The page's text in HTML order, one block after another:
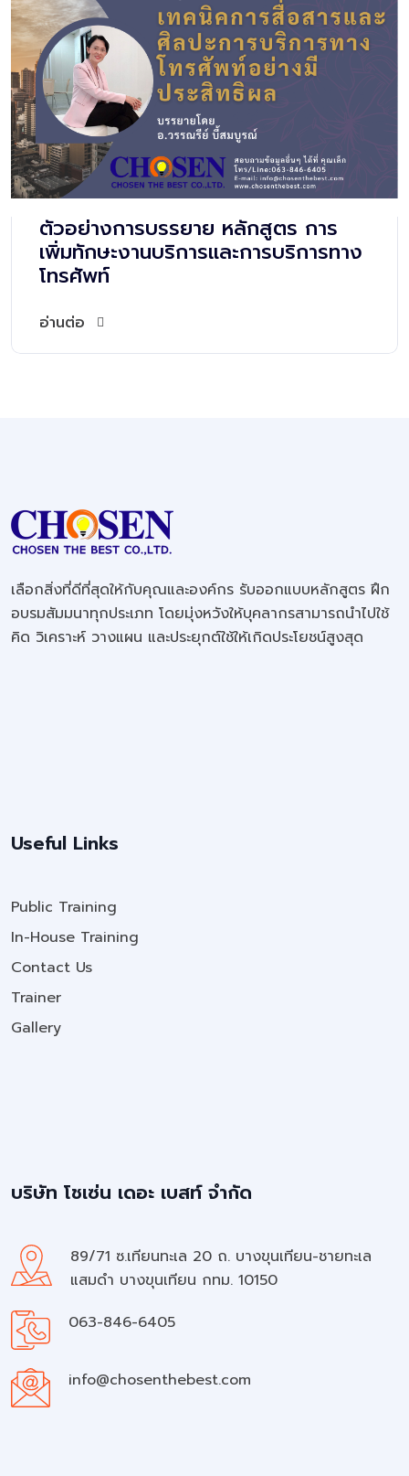
ตัวอย่างการบรรยาย หลักสูตร การ
เพิ่มทักษะงานบริการและการบริการทาง
โทรศัพท์
อ่านต่อ
เลือกสิ่งที่ดีที่สุดให้กับคุณและองค์กร รับออกแบบหลักสูตร ฝึก
อบรมสัมมนาทุกประเภท โดยมุ่งหวังให้บุคลากรสามารถนำไปใช้
คิด วิเคราะห์ วางแผน และประยุกต์ใช้ให้เกิดประโยชน์สูงสุด
Useful Links
Public Training
In-House Training
Contact Us
Trainer
Gallery
บริษัท โชเซ่น เดอะ เบสท์ จำกัด
89/71 ซ.เทียนทะเล 20 ถ. บางขุนเทียน-ชายทะเล
แสมดำ บางขุนเทียน กทม. 10150
063-846-6405
info@chosenthebest.com